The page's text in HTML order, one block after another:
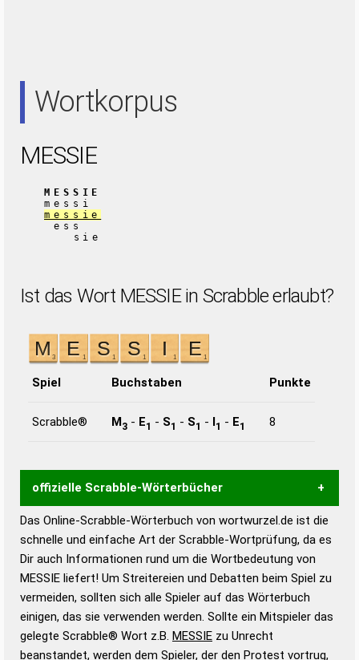
Wortkorpus
MESSIE
MESSIE
messi
messie
ess
sie
Ist das Wort MESSIE in Scrabble erlaubt?
Spiel Buchstaben Punkte
Scrabble® M3 - E1 - S1 - S1 - I1 - E1 8
offizielle Scrabble-Wörterbücher
Wortwurzel liefert mit Hilfe eines semantischen
Wortanalyse-Algorithmus gute Anhaltspunkte zu
Wortbedeutung, Worttrennung und Wortform, um die
Gültigkeit eines Wortes für das Scrabble-Spiel zu
bestimmen!
zugelassene Turnier Scrabble-
Wörterbücher sind:
Das Online-Scrabble-Wörterbuch von wortwurzel.de ist die
schnelle und einfache Art der Scrabble-Wortprüfung, da es
Dir auch Informationen rund um die Wortbedeutung von
MESSIE liefert! Um Streitereien und Debatten beim Spiel zu
vermeiden, sollten sich alle Spieler auf das Wörterbuch
einigen, das sie verwenden werden. Sollte ein Mitspieler das
gelegte Scrabble® Wort z.B. MESSIE zu Unrecht
beanstandet, werden dem Spieler, der den Protest vortrug,